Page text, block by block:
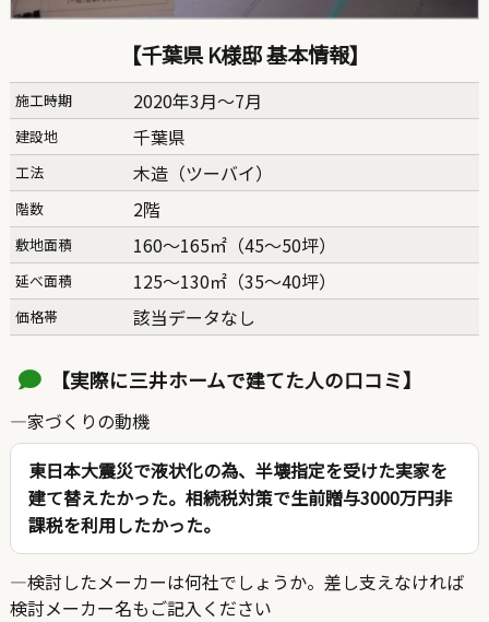
【千葉県 K様邸 基本情報】
施工時期 2020年3月〜7月
建設地 千葉県
工法 木造（ツーバイ）
階数 2階
敷地面積 160〜165㎡（45〜50坪）
延べ面積 125〜130㎡（35〜40坪）
価格帯 該当データなし
【実際に三井ホームで建てた人の口コミ】
家づくりの動機
東日本大震災で液状化の為、半壊指定を受けた実家を
建て替えたかった。相続税対策で生前贈与3000万円非
課税を利用したかった。
検討したメーカーは何社でしょうか。差し支えなければ
検討メーカー名もご記入ください